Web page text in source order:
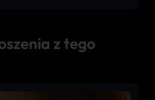
z tego